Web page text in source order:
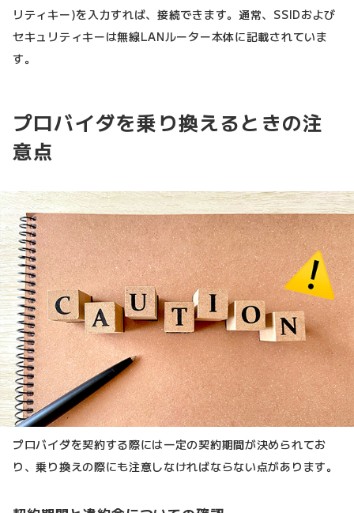
リティキー)を入力すれば、接続できます。通常、SSIDおよび
セキュリティキーは無線LANルーター本体に記載されていま
す。
プロバイダを乗り換えるときの注
意点
プロバイダを契約する際には一定の契約期間が決められてお
り、乗り換えの際にも注意しなければならない点があります。